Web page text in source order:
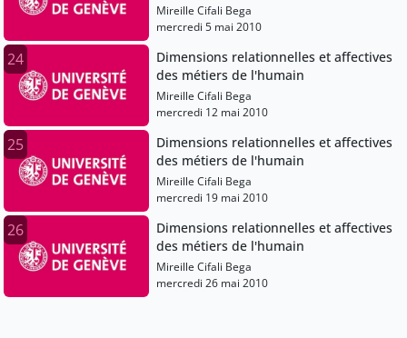
Mireille Cifali Bega
mercredi 5 mai 2010
24
Dimensions relationnelles et affectives
des métiers de l'humain
Mireille Cifali Bega
mercredi 12 mai 2010
25
Dimensions relationnelles et affectives
des métiers de l'humain
Mireille Cifali Bega
mercredi 19 mai 2010
26
Dimensions relationnelles et affectives
des métiers de l'humain
Mireille Cifali Bega
mercredi 26 mai 2010